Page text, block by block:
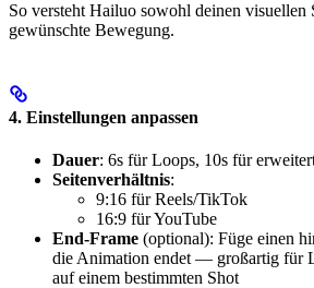
So versteht Hailuo sowohl deinen visuellen
gewünschte Bewegung.
4. Einstellungen anpassen
Dauer: 6s für Loops, 10s für
Seitenverhältnis:
9:16 für Reels/TikTok
16:9 für YouTube
End-Frame (optional): Füge einen
die Animation endet — großartig für
auf einem bestimmten Shot